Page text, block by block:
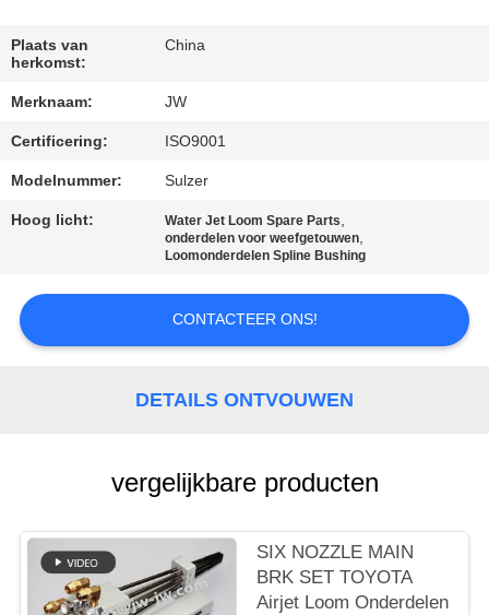
NIEUWS
EEN
OFFERTE
AAN
SITEMAP
Plaats van
herkomst:
China
Merknaam: JW
Certificering: ISO9001
Modelnummer: Sulzer
Hoog licht: Water Jet Loom Spare Parts,
onderdelen voor weefgetouwen,
Loomonderdelen Spline Bushing
CONTACTEER ONS!
DETAILS ONTVOUWEN
vergelijkbare producten
SIX NOZZLE MAIN
BRK SET TOYOTA
Airjet Loom Onderdelen